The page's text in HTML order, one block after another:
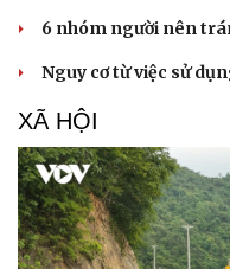
6 nhóm người nên
Nguy cơ từ việc sử
XÃ HỘI